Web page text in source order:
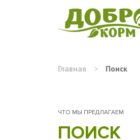
Главная > Поиск
ЧТО МЫ ПРЕДЛАГАЕМ
ПОИСК